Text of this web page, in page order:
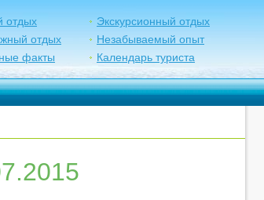
отдых
Экскурсионный отдых
отдых
Незабываемый опыт
факты
Календарь туриста